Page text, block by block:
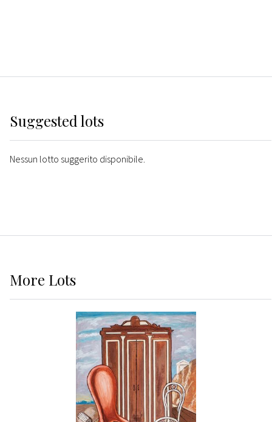
Suggested lots
Nessun lotto suggerito disponibile.
More Lots